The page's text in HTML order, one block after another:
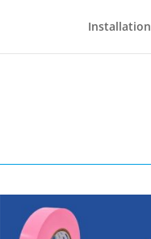
Installation